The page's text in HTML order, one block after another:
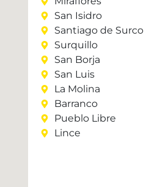
San Isidro
Santiago de Surco
Surquillo
San Borja
San Luis
La Molina
Barranco
Pueblo Libre
Lince